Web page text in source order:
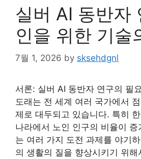
실버 AI 동반자
인을 위한 기술
7월 1, 2026 by sksehdgnl
서론: 실버 AI 동반자 연구의 필
도래는 전 세계 여러 국가에서
제로 대두되고 있습니다. 특히
나라에서 노인 인구의 비율이 증
는 여러 가지 도전 과제를 야기
의 생활의 질을 향상시키기 위해